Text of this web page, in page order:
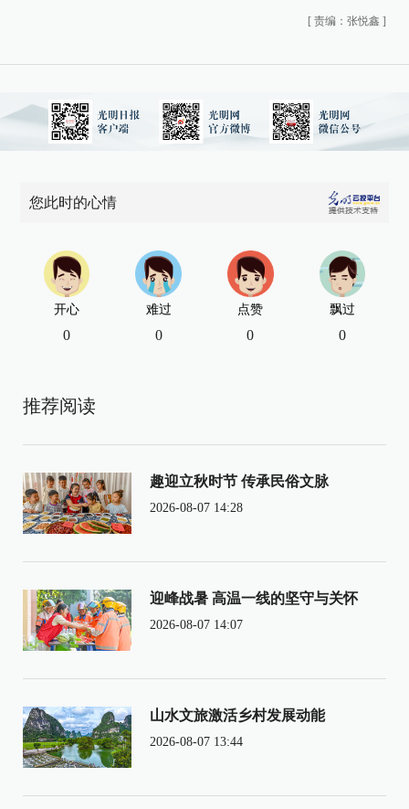
[ 责编：张悦鑫 ]
您此时的心情
开心
0
难过
0
点赞
0
飘过
0
推荐阅读
趣迎立秋时节 传承民俗文脉
2026-08-07 14:28
迎峰战暑 高温一线的坚守与关怀
2026-08-07 14:07
山水文旅激活乡村发展动能
2026-08-07 13:44